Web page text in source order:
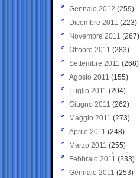
Gennaio 2012 (259)
Dicembre 2011 (223)
Novembre 2011 (267)
Ottobre 2011 (283)
Settembre 2011 (268)
Agosto 2011 (155)
Luglio 2011 (204)
Giugno 2011 (262)
Maggio 2011 (273)
Aprile 2011 (248)
Marzo 2011 (255)
Febbraio 2011 (233)
Gennaio 2011 (253)